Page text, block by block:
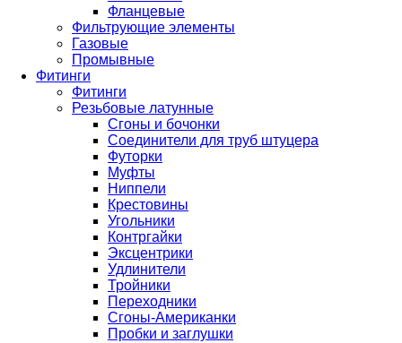
Фланцевые
Фильтрующие элементы
Газовые
Промывные
Фитинги
Фитинги
Резьбовые латунные
Сгоны и бочонки
Соединители для труб штуцера
Футорки
Муфты
Ниппели
Крестовины
Угольники
Контргайки
Эксцентрики
Удлинители
Тройники
Переходники
Сгоны-Американки
Пробки и заглушки